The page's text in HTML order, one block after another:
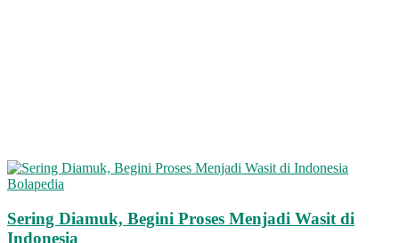
Bolapedia
Sering Diamuk, Begini Proses Menjadi Wasit di
Indonesia